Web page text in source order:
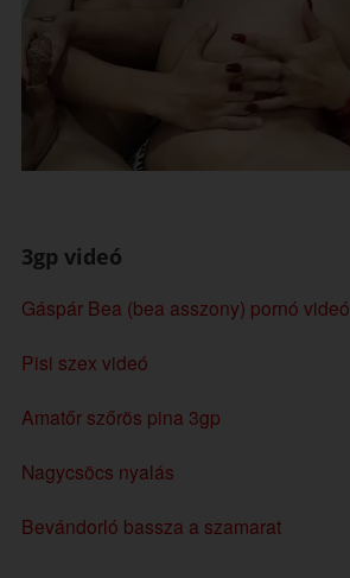
3gp videó
Gáspár Bea (bea asszony) pornó videó
Pisi szex videó
Amatőr szőrös pina 3gp
Nagycsöcs nyalás
Bevándorló bassza a szamarat